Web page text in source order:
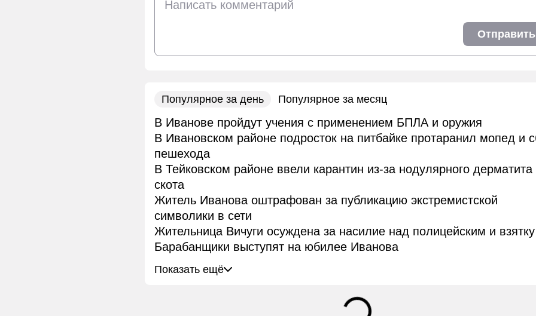
Отправить
Популярное за день Популярное за месяц
В Иванове пройдут учения с применением БПЛА и оружия
В Ивановском районе подросток на питбайке протаранил мопед и
пешехода
В Тейковском районе ввели карантин из-за нодулярного дерматита
скота
Житель Иванова оштрафован за публикацию экстремистской
символики в сети
Жительница Вичуги осуждена за насилие над полицейским и взятку
Барабанщики выступят на юбилее Иванова
Показать ещё